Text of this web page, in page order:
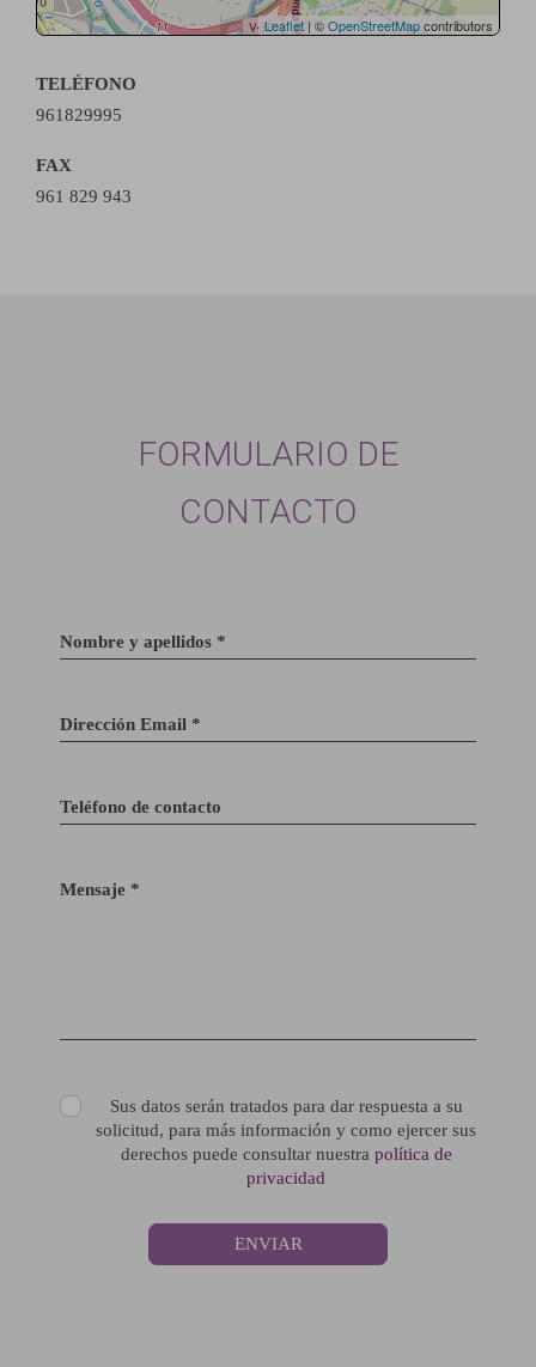
Leaflet| ©OpenStreetMapcontributors
TELÉFONO
961829995
FAX
961 829 943
FORMULARIO DE
CONTACTO
Nombre y apellidos *
Dirección Email *
Teléfono de contacto
Mensaje *
Sus datos serán tratados para dar respuesta a su
solicitud, para más información y como ejercer sus
derechos puede consultar nuestra política de
privacidad
ENVIAR